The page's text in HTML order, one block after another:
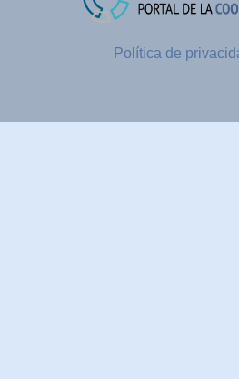
Política de